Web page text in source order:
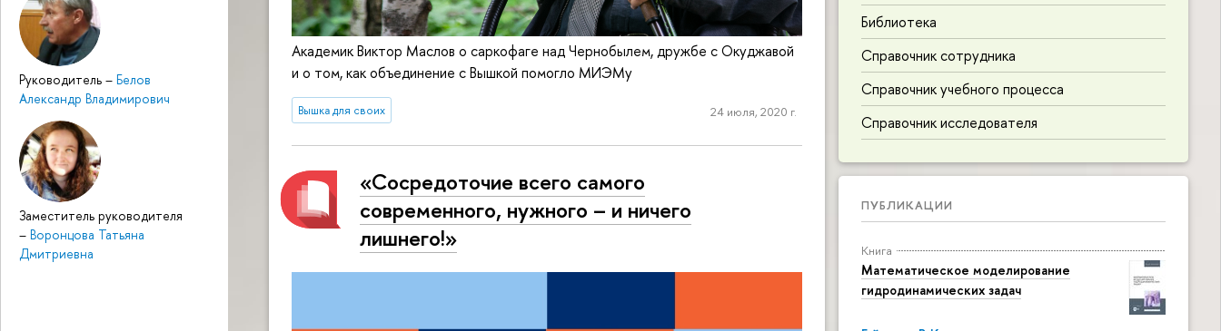
Руководитель – Белов
Александр Владимирович
Заместитель руководителя
– Воронцова Татьяна
Дмитриевна
Библиотека
Справочник сотрудника
Справочник учебного процесса
Справочник исследователя
ПУБЛИКАЦИИ
Книга
Математическое моделирование
гидродинамических задач
Академик Виктор Маслов о саркофаге над Чернобылем, дружбе с Окуджавой
и о том, как объединение с Вышкой помогло МИЭМу
Вышка для своих 24 июля, 2020 г.
«Сосредоточие всего самого
современного, нужного – и ничего
лишнего!»